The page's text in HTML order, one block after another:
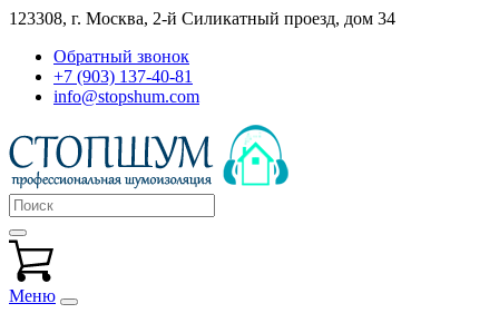
123308, г. Москва, 2-й Силикатный проезд, дом 34
Обратный звонок
+7 (903) 137-40-81
info@stopshum.com
Меню